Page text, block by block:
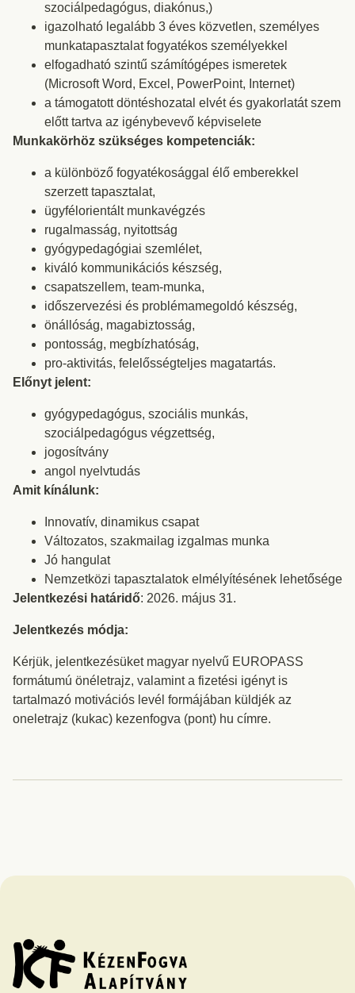
szociálpedagógus, diakónus,)
igazolható legalább 3 éves közvetlen, személyes
munkatapasztalat fogyatékos személyekkel
elfogadható szintű számítógépes ismeretek
(Microsoft Word, Excel, PowerPoint, Internet)
a támogatott döntéshozatal elvét és gyakorlatát szem
előtt tartva az igénybevevő képviselete
Munkakörhöz szükséges kompetenciák:
a különböző fogyatékosággal élő emberekkel
szerzett tapasztalat,
ügyfélorientált munkavégzés
rugalmasság, nyitottság
gyógypedagógiai szemlélet,
kiváló kommunikációs készség,
csapatszellem, team-munka,
időszervezési és problémamegoldó készség,
önállóság, magabiztosság,
pontosság, megbízhatóság,
pro-aktivitás, felelősségteljes magatartás.
Előnyt jelent:
gyógypedagógus, szociális munkás,
szociálpedagógus végzettség,
jogosítvány
angol nyelvtudás
Amit kínálunk:
Innovatív, dinamikus csapat
Változatos, szakmailag izgalmas munka
Jó hangulat
Nemzetközi tapasztalatok elmélyítésének lehetősége
Jelentkezési határidő: 2026. május 31.
Jelentkezés módja:
Kérjük, jelentkezésüket magyar nyelvű EUROPASS
formátumú önéletrajz, valamint a fizetési igényt is
tartalmazó motivációs levél formájában küldjék az
oneletrajz (kukac) kezenfogva (pont) hu címre.